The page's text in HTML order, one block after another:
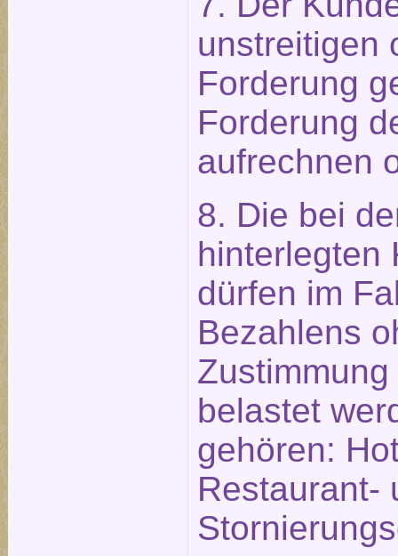
unstreitigen
Forderung
Forderung
aufrechnen
8. Die bei
hinterlegten
dürfen im
Bezahlens
belastet
gehören:
Restaurant-